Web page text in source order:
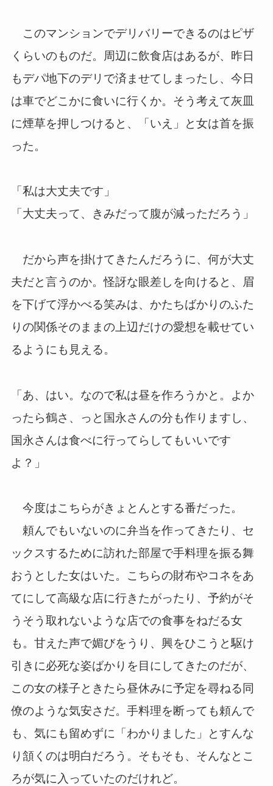
このマンションでデリバリーできるのはピザ
くらいのものだ。周辺に飲食店はあるが、昨日
もデパ地下のデリで済ませてしまったし、今日
は車でどこかに食いに行くか。そう考えて灰皿
に煙草を押しつけると、「いえ」と女は首を振
った。
「私は大丈夫です」
「大丈夫って、きみだって腹が減っただろう」
だから声を掛けてきたんだろうに、何が大丈
夫だと言うのか。怪訝な眼差しを向けると、眉
を下げて浮かべる笑みは、かたちばかりのふた
りの関係そのままの上辺だけの愛想を載せてい
るようにも見える。
「あ、はい。なので私は昼を作ろうかと。よか
ったら鶴さ、っと国永さんの分も作りますし、
国永さんは食べに行ってらしてもいいです
よ？」
今度はこちらがきょとんとする番だった。
頼んでもいないのに弁当を作ってきたり、セ
ックスするために訪れた部屋で手料理を振る舞
おうとした女はいた。こちらの財布やコネをあ
てにして高級な店に行きたがったり、予約がそ
うそう取れないような店での食事をねだる女
も。甘えた声で媚びをうり、興をひこうと駆け
引きに必死な姿ばかりを目にしてきたのだが、
この女の様子ときたら昼休みに予定を尋ねる同
僚のような気安さだ。手料理を断っても頼んで
も、気にも留めずに「わかりました」とすんな
り頷くのは明白だろう。そもそも、そんなとこ
ろが気に入っていたのだけれど。